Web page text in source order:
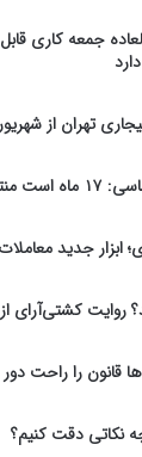
فوق‌العاده جمعه
تهران از
هستیم !
جدید
کشتی‌آرای
قانون را راحت
نکاتی دقت کنیم؟